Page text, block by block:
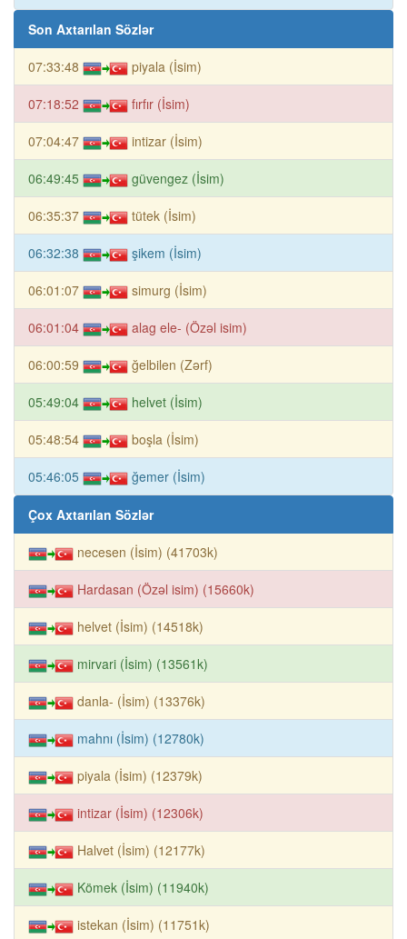
Son Axtarılan Sözlər
07:33:48 piyala (İsim)
07:18:52 fırfır (İsim)
07:04:47 intizar (İsim)
06:49:45 güvengez (İsim)
06:35:37 tütek (İsim)
06:32:38 şikem (İsim)
06:01:07 simurg (İsim)
06:01:04 alag ele- (Özəl isim)
06:00:59 ğelbilen (Zərf)
05:49:04 helvet (İsim)
05:48:54 boşla (İsim)
05:46:05 ğemer (İsim)
Çox Axtarılan Sözlər
necesen (İsim) (41703k)
Hardasan (Özəl isim) (15660k)
helvet (İsim) (14518k)
mirvari (İsim) (13561k)
danla- (İsim) (13376k)
mahnı (İsim) (12780k)
piyala (İsim) (12379k)
intizar (İsim) (12306k)
Halvet (İsim) (12177k)
Kömek (İsim) (11940k)
istekan (İsim) (11751k)